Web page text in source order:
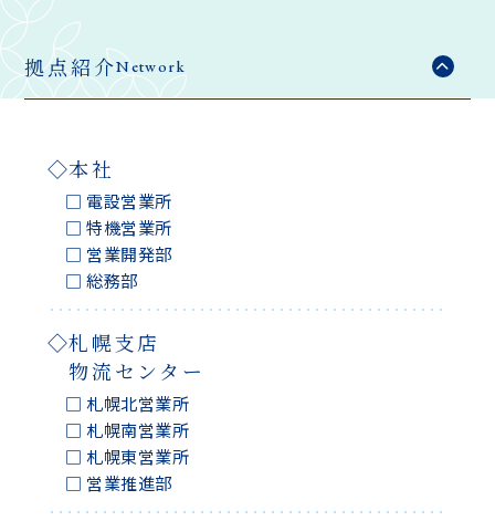
拠点紹介Network
本社
電設営業所
特機営業所
営業開発部
総務部
札幌支店
物流センター
札幌北営業所
札幌南営業所
札幌東営業所
営業推進部